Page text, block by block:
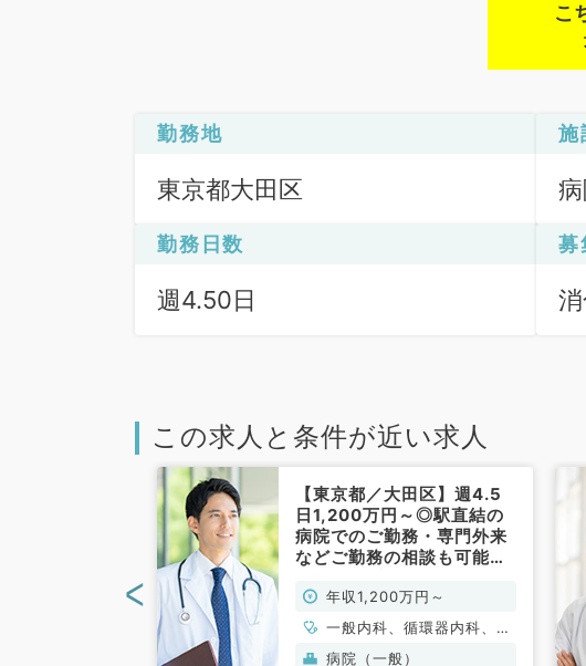
こ
勤務地
東京都大田区
施
病
勤務日数
週4.50日
募
この求人と条件が近い求人
【東京都／大田区】週4.5
日1,200万円～◎駅直結の
病院でのご勤務・専門外来
などご勤務の相談も可能で
年収1,200万円～
一般内科、循環器内科、呼
吸器内科、消化器内科、腎
病院（一般）
<